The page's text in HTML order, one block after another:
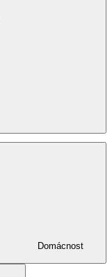
Domácnost